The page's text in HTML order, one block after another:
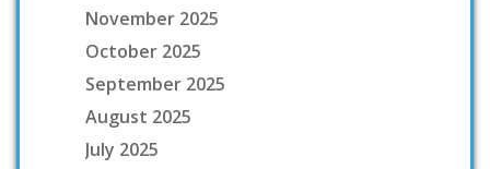
November 2025
October 2025
September 2025
August 2025
July 2025